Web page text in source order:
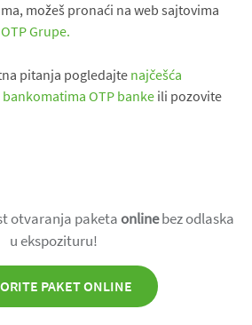
možeš pronaći na web sajtovima
OTP Grupe.
pitanja pogledajte najčešća
OTP bankeili pozovite
otvaranja paketaonlinebez odlaska
u ekspozituru!
PAKET ONLINE